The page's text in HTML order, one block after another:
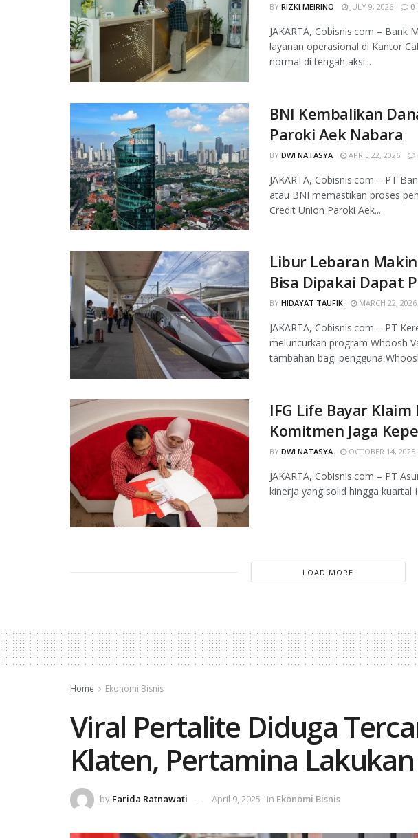
BY RIZKI MEIRINO JULY 9, 2026 0
JAKARTA, Cobisnis.com – Bank
layanan operasional di Kantor
normal di tengah aksi...
BNI Kembalikan
Paroki Aek Nabara
BY DWI NATASYA APRIL 22, 2026
JAKARTA, Cobisnis.com – PT
atau BNI memastikan proses
Credit Union Paroki Aek...
Libur Lebaran
Bisa Dipakai Dapat
BY HIDAYAT TAUFIK MARCH 22, 2026
JAKARTA, Cobisnis.com – PT
meluncurkan program Whoosh
tambahan bagi pengguna
IFG Life Bayar
Komitmen Jaga
BY DWI NATASYA OCTOBER 14, 2025
JAKARTA, Cobisnis.com – PT
kinerja yang solid hingga kuartal
LOAD MORE
Home Ekonomi Bisnis
Viral Pertalite Diduga
Klaten, Pertamina
by Farida Ratnawati April 9, 2025 in Ekonomi Bisnis